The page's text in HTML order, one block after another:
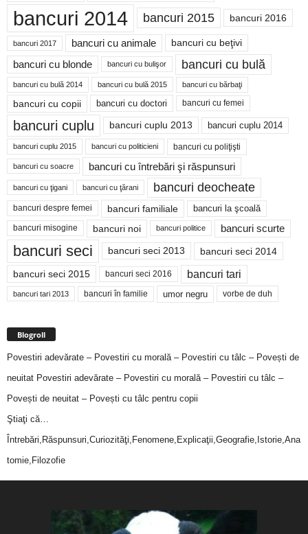
bancuri 2014 bancuri 2015 bancuri 2016
bancuri 2017 bancuri cu animale bancuri cu beţivi
bancuri cu blonde bancuri cu bulişor bancuri cu bulă
bancuri cu bulă 2014 bancuri cu bulă 2015 bancuri cu bărbaţi
bancuri cu copii bancuri cu doctori bancuri cu femei
bancuri cuplu bancuri cuplu 2013 bancuri cuplu 2014
bancuri cuplu 2015 bancuri cu politicieni bancuri cu poliţişti
bancuri cu soacre bancuri cu întrebări şi răspunsuri
bancuri cu ţigani bancuri cu ţărani bancuri deocheate
bancuri despre femei bancuri familiale bancuri la şcoală
bancuri misogine bancuri noi bancuri politice bancuri scurte
bancuri seci bancuri seci 2013 bancuri seci 2014
bancuri seci 2015 bancuri seci 2016 bancuri tari
bancuri tari 2013 bancuri în familie umor negru vorbe de duh
Blogroll
Povestiri adevărate – Povestiri cu morală – Povestiri cu tâlc – Povești de
neuitat Povestiri adevărate – Povestiri cu morală – Povestiri cu tâlc –
Povești de neuitat – Povești cu tâlc pentru copii
Ştiaţi că…
Întrebări,Răspunsuri,Curiozităţi,Fenomene,Explicaţii,Geografie,Istorie,Ana
tomie,Filozofie